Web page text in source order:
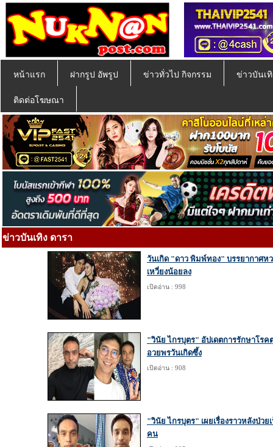
หน้าแรก ฝากรูป อัพรูป ข่าวทั่วไป กิจกรรม ข่าวบันเ
ติดต่อโฆษณา
ข่าวบันเทิง ดารา
วันเกิด "ดาว พิมพ์ทอง" บรรยากาศ
เหวี่ยงน้อยลง
เปิดอ่าน : 998
"วินัย ไกรบุตร" อัปเดตการรักษาโร
อวยพรวันเกิดซึ้ง
เปิดอ่าน : 908
"วินัย ไกรบุตร" เผยเรื่องราวหลังป่ว
คน